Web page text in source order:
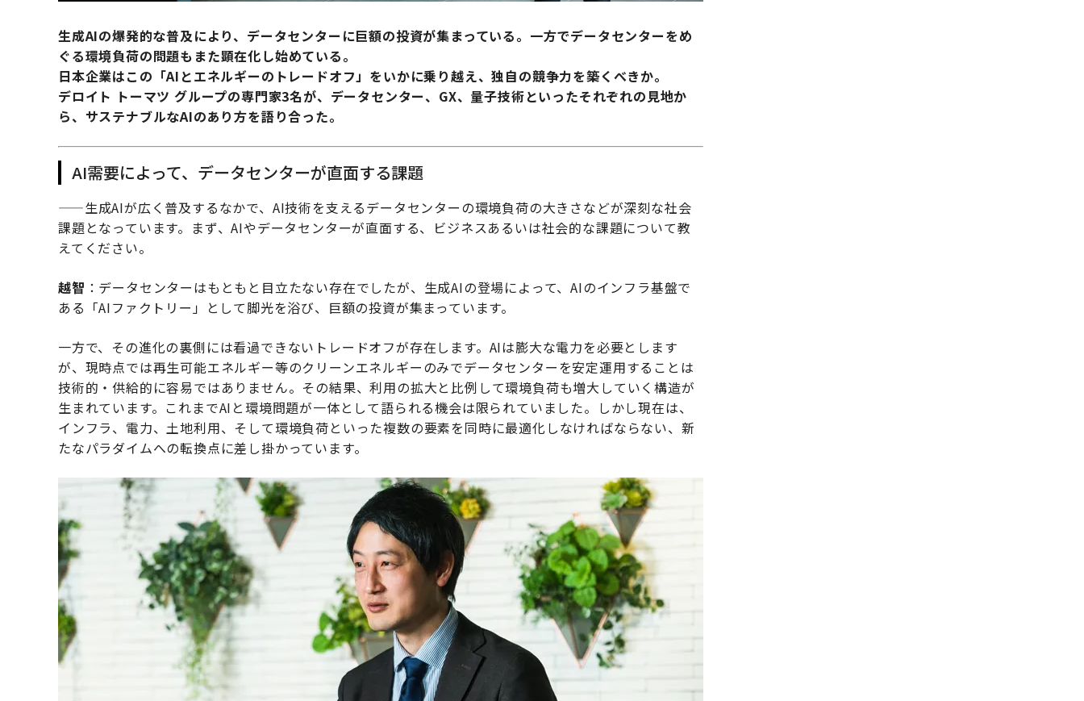
生成AIの爆発的な普及により、データセンターに巨額の投資が集まっている。一方でデータセンターをめ
ぐる環境負荷の問題もまた顕在化し始めている。
日本企業はこの「AIとエネルギーのトレードオフ」をいかに乗り越え、独自の競争力を築くべきか。
デロイト トーマツ グループの専門家3名が、データセンター、GX、量子技術といったそれぞれの見地か
ら、サステナブルなAIのあり方を語り合った。
AI需要によって、データセンターが直面する課題
——生成AIが広く普及するなかで、AI技術を支えるデータセンターの環境負荷の大きさなどが深刻な社会
課題となっています。まず、AIやデータセンターが直面する、ビジネスあるいは社会的な課題について教
えてください。
越智 ：データセンターはもともと目立たない存在でしたが、生成AIの登場によって、AIのインフラ基盤で
ある「AIファクトリー」として脚光を浴び、巨額の投資が集まっています。
一方で、その進化の裏側には看過できないトレードオフが存在します。AIは膨大な電力を必要とします
が、現時点では再生可能エネルギー等のクリーンエネルギーのみでデータセンターを安定運用することは
技術的・供給的に容易ではありません。その結果、利用の拡大と比例して環境負荷も増大していく構造が
生まれています。これまでAIと環境問題が一体として語られる機会は限られていました。しかし現在は、
インフラ、電力、土地利用、そして環境負荷といった複数の要素を同時に最適化しなければならない、新
たなパラダイムへの転換点に差し掛かっています。